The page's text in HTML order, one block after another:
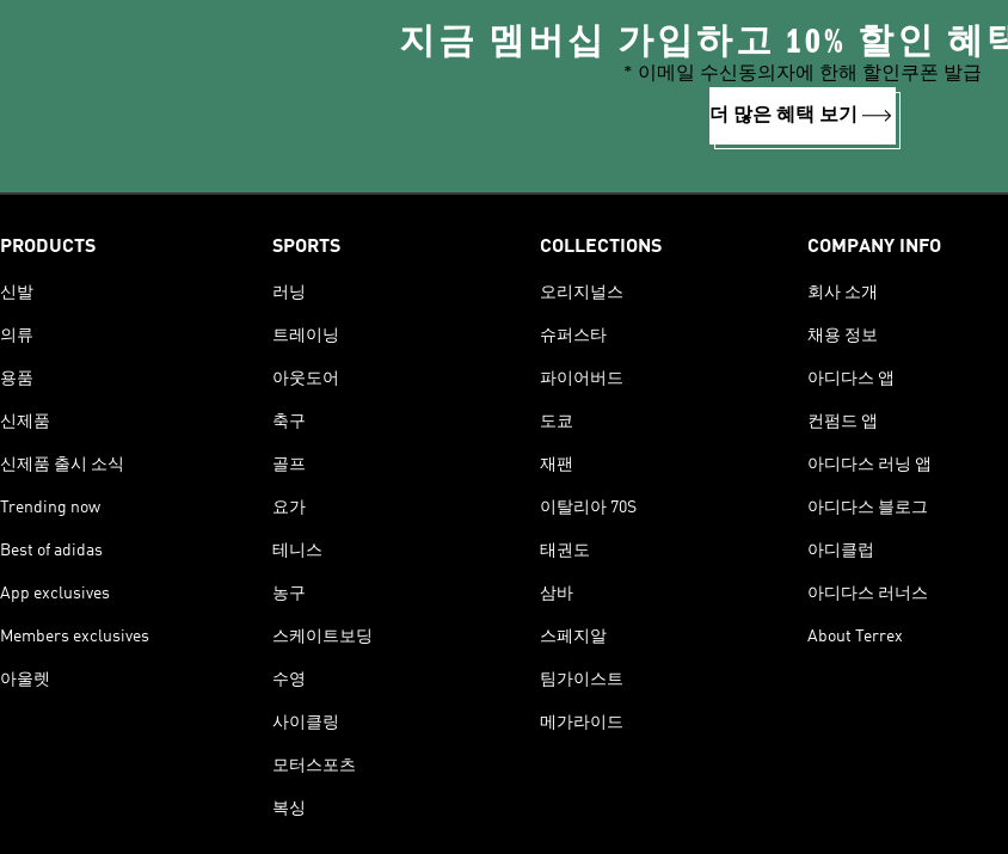
지금 멤버십 가입하고 10% 할인 혜
* 이메일 수신동의자에 한해 할인쿠폰 발급
더 많은 혜택 보기
PRODUCTS
신발
의류
용품
신제품
신제품 출시 소식
Trending now
Best of adidas
App exclusives
Members exclusives
아울렛
SPORTS
러닝
트레이닝
아웃도어
축구
골프
요가
테니스
농구
스케이트보딩
수영
사이클링
모터스포츠
복싱
COLLECTIONS
오리지널스
슈퍼스타
파이어버드
도쿄
재팬
이탈리아 70S
태권도
삼바
스페지알
팀가이스트
메가라이드
COMPANY INFO
회사 소개
채용 정보
아디다스 앱
컨펌드 앱
아디다스 러닝 앱
아디다스 블로그
아디클럽
아디다스 러너스
About Terrex